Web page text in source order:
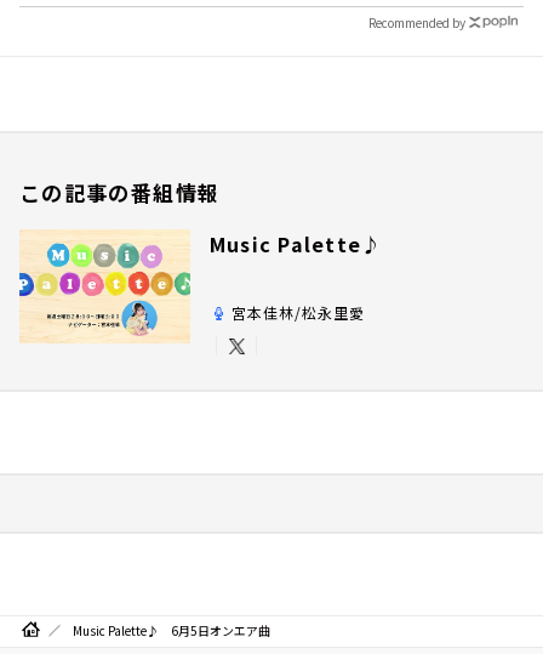
Recommended by
この記事の番組情報
Music Palette♪
宮本佳林/松永里愛
Music Palette♪ 6月5日オンエア曲